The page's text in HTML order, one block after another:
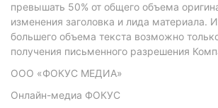
превышать 50% от общего объема
изменения заголовка и лида материала.
большего объема текста возможно
получения письменного разрешения
ООО «ФОКУС МЕДИА»
Онлайн-медиа ФОКУС